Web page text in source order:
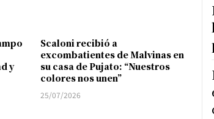
y
Scaloni recibió a
excombatientes de Malvinas en
su casa de Pujato: “Nuestros
colores nos unen”
25/07/2026